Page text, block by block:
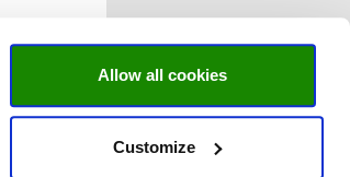
Allow all cookies
Customize